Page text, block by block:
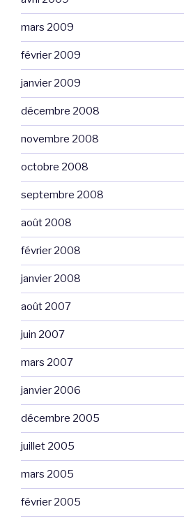
mars 2009
février 2009
janvier 2009
décembre 2008
novembre 2008
octobre 2008
septembre 2008
août 2008
février 2008
janvier 2008
août 2007
juin 2007
mars 2007
janvier 2006
décembre 2005
juillet 2005
mars 2005
février 2005